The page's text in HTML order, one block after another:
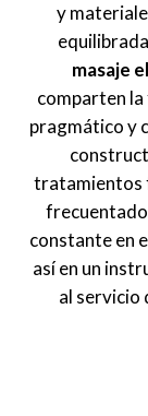
y
masaje
comparten
pragmático y
tratamientos
constante en
así en un
al servicio